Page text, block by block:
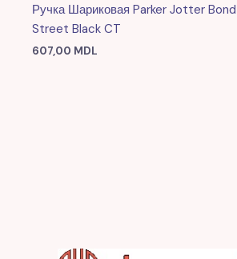
Ручка Шариковая Parker Jotter Bond
Street Black CT
607,00 MDL